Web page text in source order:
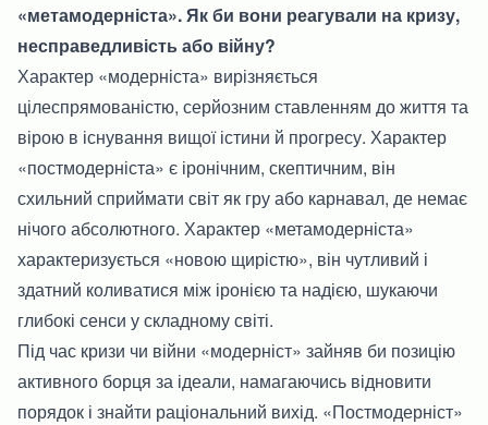
«метамодерніста». Як би вони реагували на кризу,
несправедливість або війну?
Характер «модерніста» вирізняється
цілеспрямованістю, серйозним ставленням до життя та
вірою в існування вищої істини й прогресу. Характер
«постмодерніста» є іронічним, скептичним, він
схильний сприймати світ як гру або карнавал, де немає
нічого абсолютного. Характер «метамодерніста»
характеризується «новою щирістю», він чутливий і
здатний коливатися між іронією та надією, шукаючи
глибокі сенси у складному світі.
Під час кризи чи війни «модерніст» зайняв би позицію
активного борця за ідеали, намагаючись відновити
порядок і знайти раціональний вихід. «Постмодерніст»